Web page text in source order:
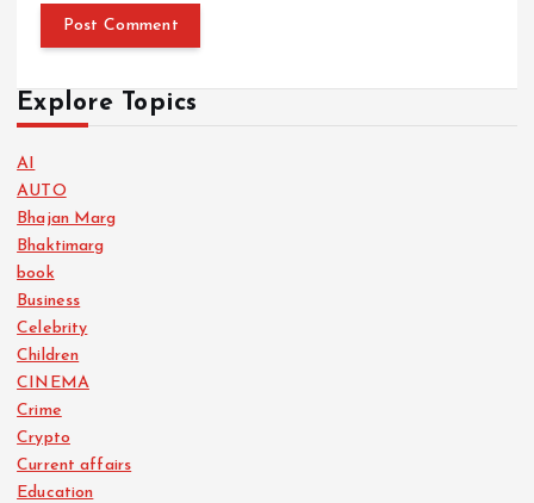
Explore Topics
AI
AUTO
Bhajan Marg
Bhaktimarg
book
Business
Celebrity
Children
CINEMA
Crime
Crypto
Current affairs
Education